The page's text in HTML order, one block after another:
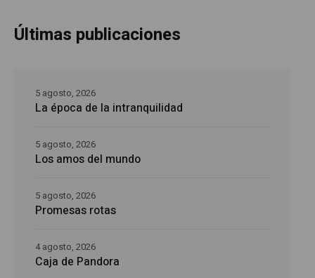
Últimas publicaciones
La época de la intranquilidad
5 agosto, 2026
Los amos del mundo
5 agosto, 2026
Promesas rotas
5 agosto, 2026
Caja de Pandora
4 agosto, 2026